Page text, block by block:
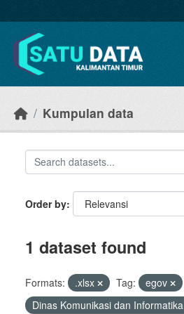
Kumpulan data
Order by
1 dataset found
Formats: .xlsx Tag: egov
Dinas Komunikasi dan Informatika